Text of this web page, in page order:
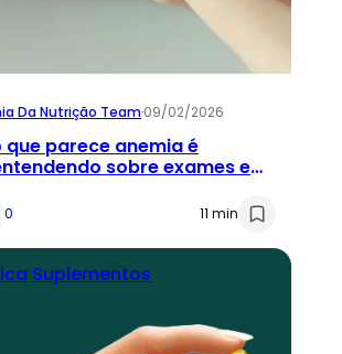
Da Nutrição Team·09/02/2026
que parece anemia é
sobre exames e
0 11 min
Suplementos